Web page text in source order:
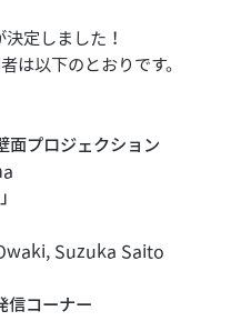
定しました！
は以下のとおりです。
面プロジェクション
Suzuka Saito
信コーナー